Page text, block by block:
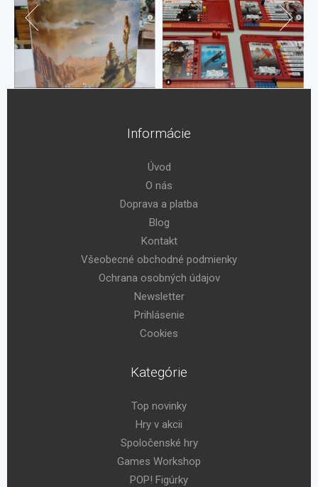
Informácie
Úvod
O nás
Doprava a platba
Blog
Kontakt
Všeobecné obchodné podmienky
Ochrana osobných údajov
Newsletter
Prihlásenie
Cookies
Kategórie
Top novinky
Hry v akcii
Spoločenské hry
Games Workshop
POP! Figúrky